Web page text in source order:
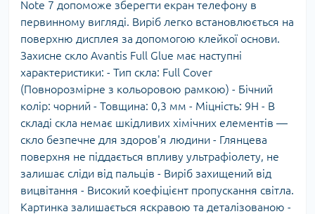
Note 7 допоможе зберегти екран телефону в
первинному вигляді. Виріб легко встановлюється на
поверхню дисплея за допомогою клейкої основи.
Захисне скло Avantis Full Glue має наступні
характеристики: - Тип скла: Full Сover
(Повнорозмірне з кольоровою рамкою) - Бічний
колір: чорний - Товщина: 0,3 мм - Міцність: 9Н - В
складі скла немає шкідливих хімічних елементів —
скло безпечне для здоров'я людини - Глянцева
поверхня не піддається впливу ультрафіолету, не
залишає сліди від пальців - Виріб захищений від
вицвітання - Високий коефіцієнт пропускання світла.
Картинка залишається яскравою та деталізованою -